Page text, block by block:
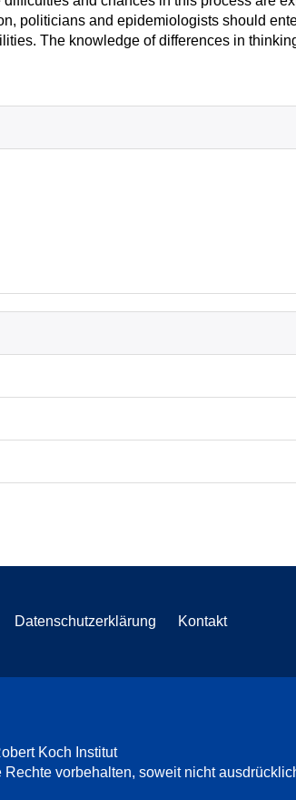
politicians and epidemiologists should
The knowledge of differences in
Datenschutzerklärung Kontakt
Koch Institut
Rechte vorbehalten, soweit nicht